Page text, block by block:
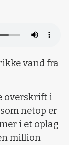
vand fra
overskrift i
netop er
i et oplag
million